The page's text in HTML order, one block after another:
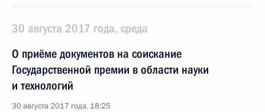
30 августа 2017 года, среда
О приёме документов на соискание
Государственной премии в области науки
и технологий
30 августа 2017 года, 18:25